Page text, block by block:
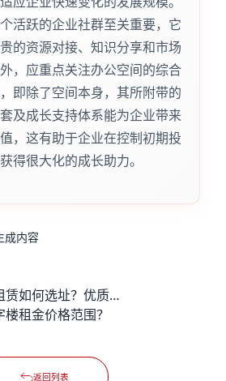
活跃的企业社群至关重要，它
的资源对接、知识分享和市场
，应重点关注办公空间的综合
即除了空间本身，其所附带的
及成长支持体系能为企业带来
，这有助于企业在控制初期投
得很大化的成长助力。
成内容
合肥办公楼租赁如何选址？优质写字楼有哪些标准？
租金价格范围？
返回列表